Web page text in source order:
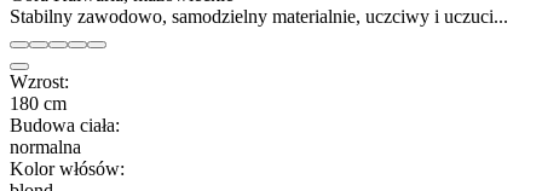
Stabilny zawodowo, samodzielny materialnie, uczciwy i uczuci...
Wzrost:
180 cm
Budowa ciała:
normalna
Kolor włósów: